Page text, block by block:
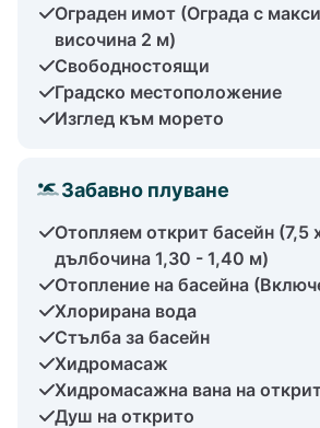
Ограден имот (Ограда с
височина 2 м)
Свободностоящи
Градско местоположение
Изглед към морето
Забавно плуване
Отопляем открит басейн (7,5
дълбочина 1,30 - 1,40 м)
Отопление на басейна
Хлорирана вода
Стълба за басейн
Хидромасаж
Хидромасажна вана на
Душ на открито